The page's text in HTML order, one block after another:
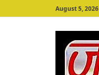
August 5, 2026